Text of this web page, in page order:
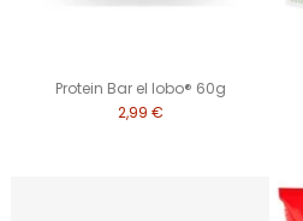
Protein Bar el lobo® 60g
2,99 €